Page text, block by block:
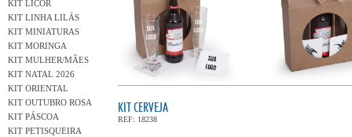
KIT LICOR
KIT LINHA LILÁS
KIT MINIATURAS
KIT MORINGA
KIT MULHER/MÃES
KIT NATAL 2026
KIT ORIENTAL
KIT OUTUBRO ROSA
KIT PÁSCOA
KIT PETISQUEIRA
KIT CERVEJA
REF: 18238